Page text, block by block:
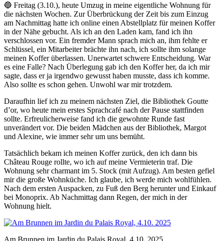
🔵 Freitag (3.10.), heute Umzug in meine eigentliche Wohnung für
die nächsten Wochen. Zur Überbrückung der Zeit bis zum Einzug
am Nachmittag hatte ich online einen Abstellplatz für meinen Koffer
in der Nähe gebucht. Als ich an den Laden kam, fand ich ihn
verschlossen vor. Ein fremder Mann sprach mich an, ihm fehlte er
Schlüssel, ein Mitarbeiter brächte ihn nach, ich sollte ihm solange
meinen Koffer überlassen. Unerwartet schwere Entscheidung. War
es eine Falle? Nach Überlegung gab ich den Koffer her, da ich mir
sagte, dass er ja irgendwo gewusst haben musste, dass ich komme.
Also sollte es schon gehen. Unwohl war mir trotzdem.
Daraufhin lief ich zu meinem nächsten Ziel, die Bibliothek Goutte
d’or, wo heute mein erstes Sprachcafé nach der Pause stattfinden
sollte. Erfreulicherweise fand ich die gewohnte Runde fast
unverändert vor. Die beiden Mädchen aus der Bibliothek, Margot
und Alexine, wie immer sehr um uns bemüht.
Tatsächlich bekam ich meinen Koffer zurück, den ich dann bis
Château Rouge rollte, wo ich auf meine Vermieterin traf. Die
Wohnung sehr charmant im 5. Stock (mit Aufzug). Am besten gefiel
mir die große Wohnküche. Ich glaube, ich werde mich wohlfühlen.
Nach dem ersten Auspacken, zu Fuß den Berg herunter und Einkauf
bei Monoprix. Ab Nachmittag dann Regen, der mich in der
Wohnung hielt.
Am Brunnen im Jardin du Palais Royal, 4.10. 2025